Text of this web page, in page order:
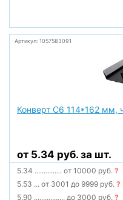
Артикул: 1057583091
Конверт С6 114*162
от 5.34 руб. за шт.
5.34 ............... от 10000 руб.?
5.53 ... от 3001 до 9999 руб.?
5.90 ................. до 3000 руб.?